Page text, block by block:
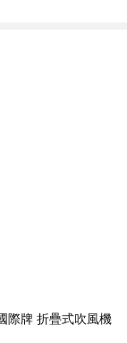
際牌 折疊式吹風機